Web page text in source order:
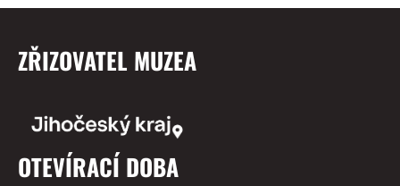
ZŘIZOVATEL MUZEA
OTEVÍRACÍ DOBA